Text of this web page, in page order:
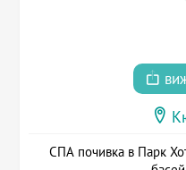
СПА почивка в Парк